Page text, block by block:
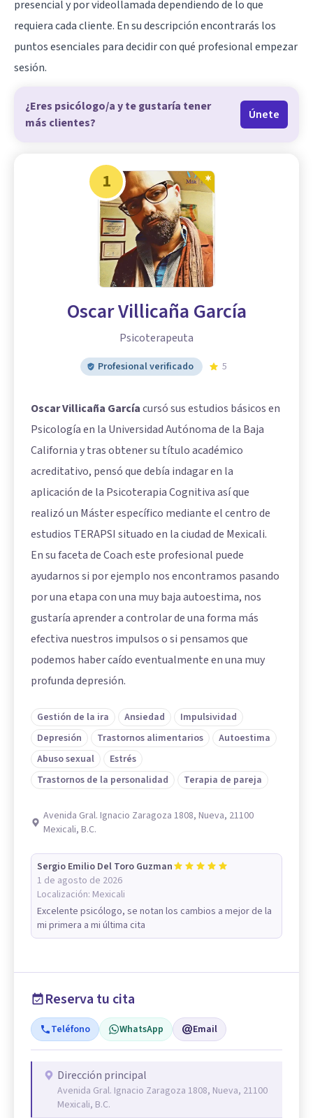
presencial y por videollamada dependiendo de lo que
requiera cada cliente. En su descripción encontrarás los
puntos esenciales para decidir con qué profesional empezar
sesión.
¿Eres psicólogo/a y te gustaría tener
más clientes?
Únete
1
Oscar Villicaña García
Psicoterapeuta
Profesional verificado 5
Oscar Villicaña Garcíacursó sus estudios básicos en
Psicología en la Universidad Autónoma de la Baja
California y tras obtener su título académico
acreditativo, pensó que debía indagar en la
aplicación de la Psicoterapia Cognitiva así que
realizó un Máster específico mediante el centro de
estudios TERAPSI situado en la ciudad de Mexicali.
En su faceta de Coach este profesional puede
ayudarnos si por ejemplo nos encontramos pasando
por una etapa con una muy baja autoestima, nos
gustaría aprender a controlar de una forma más
efectiva nuestros impulsos o si pensamos que
podemos haber caído eventualmente en una muy
profunda depresión.
Gestión de la ira Ansiedad
Impulsividad
Depresión
Trastornos alimentarios
Autoestima
Abuso sexual
Estrés
Trastornos de la personalidad
Terapia de pareja
Avenida Gral. Ignacio Zaragoza 1808, Nueva, 21100
Mexicali, B.C.
Sergio Emilio Del Toro Guzman
1 de agosto de 2026
Localización: Mexicali
Excelente psicólogo, se notan los cambios a mejor de la
mi primera a mi última cita
Reserva tu cita
Teléfono WhatsApp Email
Dirección principal
Avenida Gral. Ignacio Zaragoza 1808, Nueva, 21100
Mexicali, B.C.